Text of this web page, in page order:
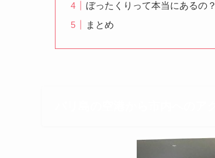
ぼったくりって本当にあるの？
まとめ